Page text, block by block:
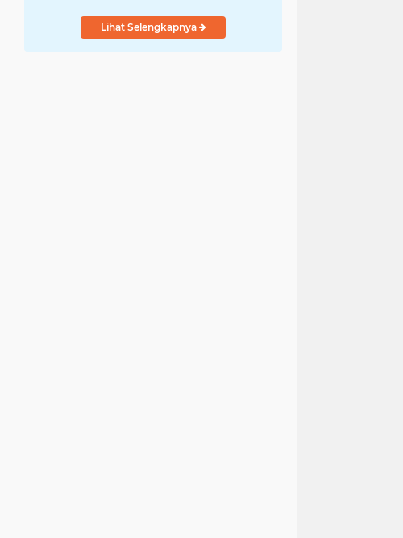
Wartawan
Lihat Selengkapnya